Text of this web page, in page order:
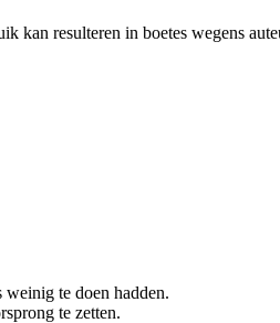
kan resulteren in boetes wegens
weinig te doen hadden.
te zetten.